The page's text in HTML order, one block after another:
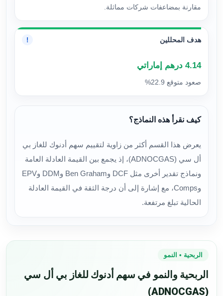
مقارنة بمضاعفات شركات مماثلة.
هدف المحللين !
4.14 درهم إماراتي
صعود متوقع 22.9%
كيف نقرأ هذه النماذج؟
يعرض هذا القسم أكثر من زاوية لتقييم سهم أدنوك للغاز بي
أل سي (ADNOCGAS)، إذ يجمع بين القيمة العادلة العامة
ونماذج تقدير أخرى مثل DCF وBen Graham وDDM وEPV
وComps، مع إشارة إلى أن درجة الثقة في القيمة العادلة
الحالية تبلغ مرتفعة.
الربحية • النمو
الربحية والنمو في سهم أدنوك للغاز بي أل سي
(ADNOCGAS)